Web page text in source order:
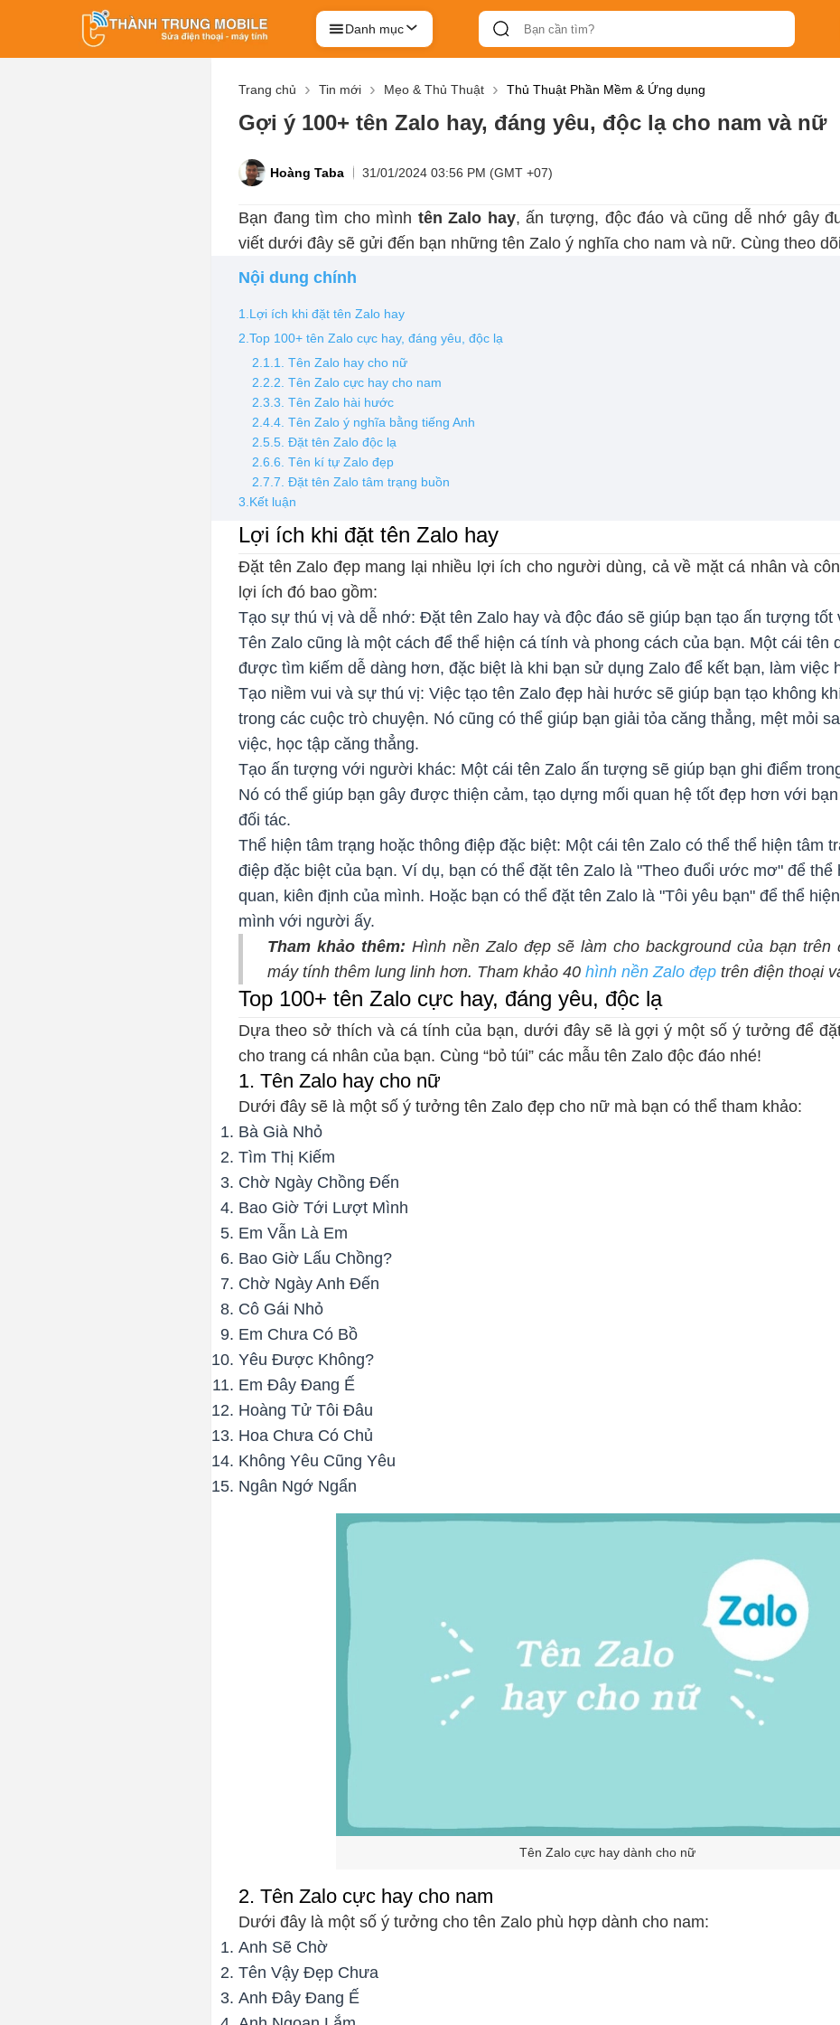
Danh mục
Trang chủ Tin mới Mẹo & Thủ Thuật Thủ Thuật Phần Mềm & Ứng dụng
Gợi ý 100+ tên Zalo hay, đáng yêu, độc lạ cho nam và nữ
Hoàng Taba 31/01/2024 03:56 PM (GMT +07)
Bạn đang tìm cho mình tên Zalo hay, ấn tượng, độc đáo và cũng dễ nhớ gây
viết dưới đây sẽ gửi đến bạn những tên Zalo ý nghĩa cho nam và nữ. Cùng theo
Nội dung chính
1.Lợi ích khi đặt tên Zalo hay
2.Top 100+ tên Zalo cực hay, đáng yêu, độc lạ
2.1.1. Tên Zalo hay cho nữ
2.2.2. Tên Zalo cực hay cho nam
2.3.3. Tên Zalo hài hước
2.4.4. Tên Zalo ý nghĩa bằng tiếng Anh
2.5.5. Đặt tên Zalo độc lạ
2.6.6. Tên kí tự Zalo đẹp
2.7.7. Đặt tên Zalo tâm trạng buồn
3.Kết luận
Lợi ích khi đặt tên Zalo hay
Đặt tên Zalo đẹp mang lại nhiều lợi ích cho người dùng, cả về mặt cá nhân và
lợi ích đó bao gồm:
Tạo sự thú vị và dễ nhớ: Đặt tên Zalo hay và độc đáo sẽ giúp bạn tạo ấn tượng
Tên Zalo cũng là một cách để thể hiện cá tính và phong cách của bạn. Một cái tên
được tìm kiếm dễ dàng hơn, đặc biệt là khi bạn sử dụng Zalo để kết bạn, làm việc
Tạo niềm vui và sự thú vị: Việc tạo tên Zalo đẹp hài hước sẽ giúp bạn tạo không
trong các cuộc trò chuyện. Nó cũng có thể giúp bạn giải tỏa căng thẳng, mệt mỏi
việc, học tập căng thẳng.
Tạo ấn tượng với người khác: Một cái tên Zalo ấn tượng sẽ giúp bạn ghi điểm
Nó có thể giúp bạn gây được thiện cảm, tạo dựng mối quan hệ tốt đẹp hơn với
đối tác.
Thể hiện tâm trạng hoặc thông điệp đặc biệt: Một cái tên Zalo có thể thể hiện tâm
điệp đặc biệt của bạn. Ví dụ, bạn có thể đặt tên Zalo là "Theo đuổi ước mơ" để thể
quan, kiên định của mình. Hoặc bạn có thể đặt tên Zalo là "Tôi yêu bạn" để thể
mình với người ấy.
Tham khảo thêm: Hình nền Zalo đẹp sẽ làm cho background của bạn trên
máy tính thêm lung linh hơn. Tham khảo 40hình nền Zalo đẹp trên điện thoại
Top 100+ tên Zalo cực hay, đáng yêu, độc lạ
Dựa theo sở thích và cá tính của bạn, dưới đây sẽ là gợi ý một số ý tưởng để
cho trang cá nhân của bạn. Cùng “bỏ túi” các mẫu tên Zalo độc đáo nhé!
1. Tên Zalo hay cho nữ
Dưới đây sẽ là một số ý tưởng tên Zalo đẹp cho nữ mà bạn có thể tham khảo:
Bà Già Nhỏ
Tìm Thị Kiếm
Chờ Ngày Chồng Đến
Bao Giờ Tới Lượt Mình
Em Vẫn Là Em
Bao Giờ Lấu Chồng?
Chờ Ngày Anh Đến
Cô Gái Nhỏ
Em Chưa Có Bồ
Yêu Được Không?
Em Đây Đang Ế
Hoàng Tử Tôi Đâu
Hoa Chưa Có Chủ
Không Yêu Cũng Yêu
Ngân Ngớ Ngẩn
Tên Zalo cực hay dành cho nữ
2. Tên Zalo cực hay cho nam
Dưới đây là một số ý tưởng cho tên Zalo phù hợp dành cho nam:
Anh Sẽ Chờ
Tên Vậy Đẹp Chưa
Anh Đây Đang Ế